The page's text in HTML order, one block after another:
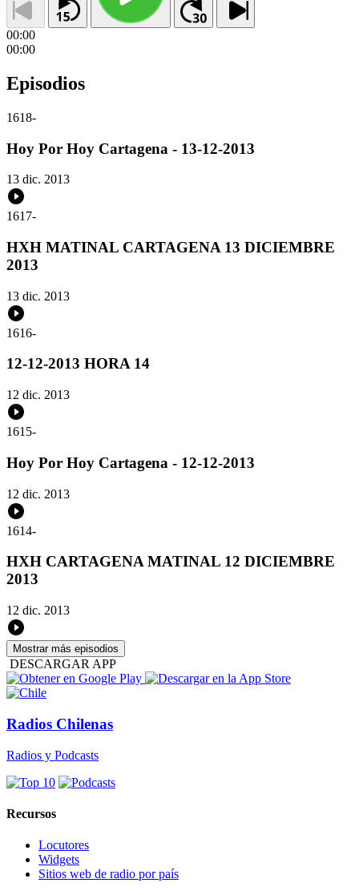
00:00
00:00
Episodios
1618-
Hoy Por Hoy Cartagena - 13-12-2013
13 dic. 2013
1617-
HXH MATINAL CARTAGENA 13 DICIEMBRE
2013
13 dic. 2013
1616-
12-12-2013 HORA 14
12 dic. 2013
1615-
Hoy Por Hoy Cartagena - 12-12-2013
12 dic. 2013
1614-
HXH CARTAGENA MATINAL 12 DICIEMBRE
2013
12 dic. 2013
Mostrar más episodios
DESCARGAR APP
Radios Chilenas
Radios y Podcasts
Recursos
Locutores
Widgets
Sitios web de radio por país